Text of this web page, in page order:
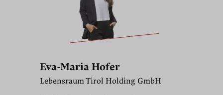
Eva-Maria Hofer
Lebensraum Tirol Holding GmbH